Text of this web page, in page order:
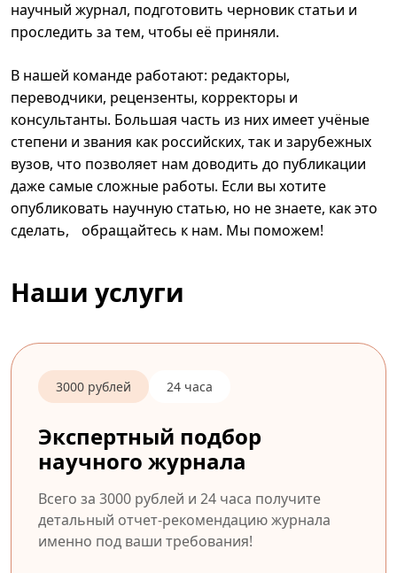
научный журнал, подготовить черновик статьи и
проследить за тем, чтобы её приняли.
В нашей команде работают: редакторы,
переводчики, рецензенты, корректоры и
консультанты. Большая часть из них имеет учёные
степени и звания как российских, так и зарубежных
вузов, что позволяет нам доводить до публикации
даже самые сложные работы. Если вы хотите
опубликовать научную статью, но не знаете, как это
сделать, обращайтесь к нам. Мы поможем!
Наши услуги
3000 рублей 24 часа
Экспертный подбор
научного журнала
Всего за 3000 рублей и 24 часа получите
детальный отчет-рекомендацию журнала
именно под ваши требования!